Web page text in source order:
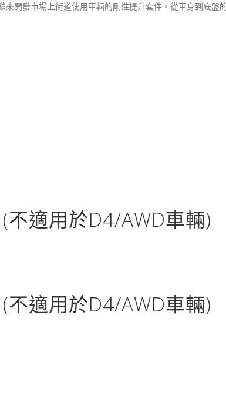
來開發市場上街道使用車輛的剛性提升套件。從車身到底盤
適用於D4/AWD車輛)
適用於D4/AWD車輛)